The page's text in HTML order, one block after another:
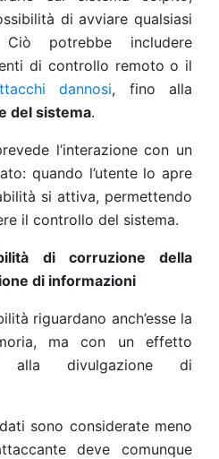
di avviare qualsiasi
potrebbe includere
di controllo remoto o il
dannosi, fino alla
del sistema.
l’interazione con un
quando l’utente lo apre
si attiva, permettendo
il controllo del sistema.
di corruzione della
di informazioni
riguardano anch’esse la
ma con un effetto
alla divulgazione di
sono considerate meno
deve comunque